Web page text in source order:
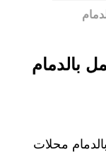
بالدمام
محلات